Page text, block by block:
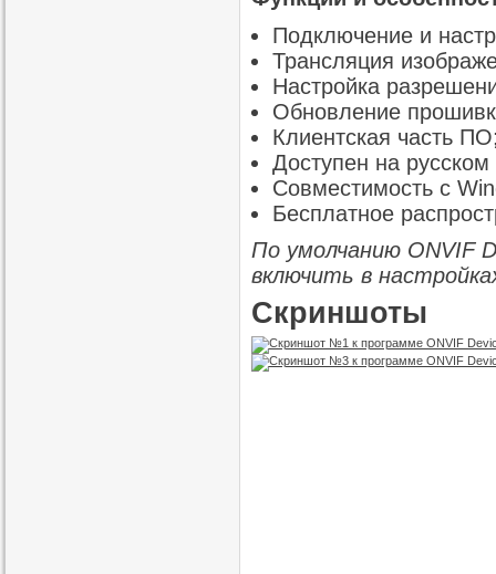
Подключение и
Трансляция
Настройка
Обновление
Клиентская часть
Доступен на русском
Совместимость с
Бесплатное
По умолчанию ONVIF
включить в
Скриншоты